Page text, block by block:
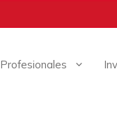
Profesionales